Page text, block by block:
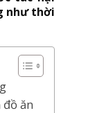
như thời
ăn